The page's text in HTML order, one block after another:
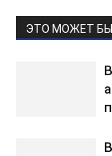
ЭТО МОЖЕТ